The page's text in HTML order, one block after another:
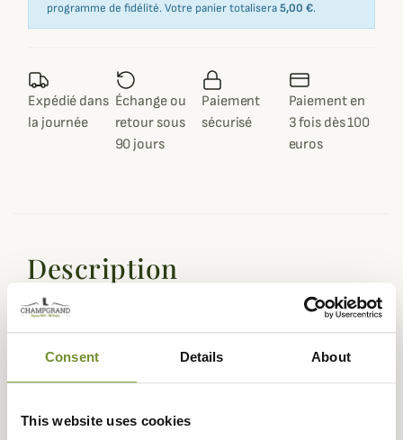
Consent Details About
This website uses cookies
programme de fidélité. Votre panier totalisera5,00 €.
Expédié dans
la journée
Échange ou
retour sous
90 jours
Paiement
sécurisé
Paiement en
3 fois dès 100
euros
Description
Avec ce nouveau pantalon
Muflon Light, Deerhunter
propose un vêtement de début de saison.
Pour rendre son pantalon Muflon Light totalement
également au pantalon d'être respirant, utile en début de